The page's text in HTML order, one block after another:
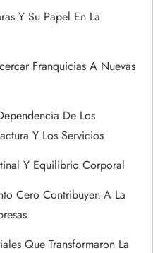
Y Su Papel En La
Franquicias A Nuevas
De Los
Y Los Servicios
Y Equilibrio Corporal
Cero Contribuyen A La
Que Transformaron La